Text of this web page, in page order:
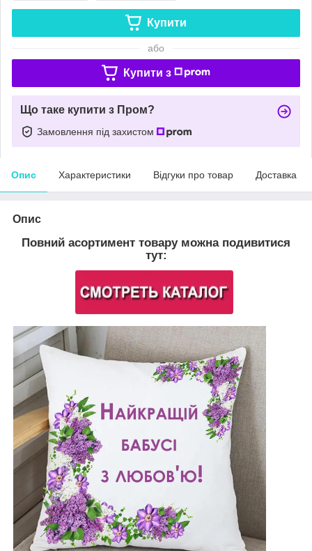
Купити
або
Купити з
Що таке купити з Пром?
Замовлення під захистом
Опис Характеристики Відгуки про товар Доставка
Опис
Повний асортимент товару можна подивитися
тут: